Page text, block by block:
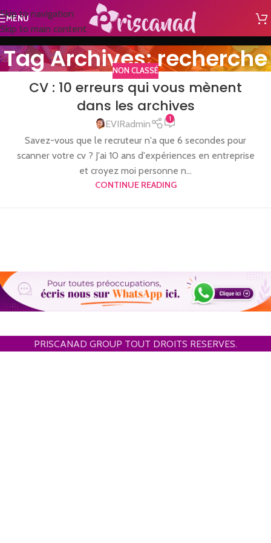
Skip to navigation
Skip to main content
MENU
Tag Archives: recherche
NON CLASSÉ
CV : 10 erreurs qui vous mènent
dans les archives
EVIRadmin 1
Savez-vous que le recruteur n'a que 6 secondes pour
scanner votre cv ? J'ai 10 ans d'expériences en entreprise
et croyez moi personne n...
CONTINUE READING
PRISCANAD GROUP TOUT DROITS RESERVES.